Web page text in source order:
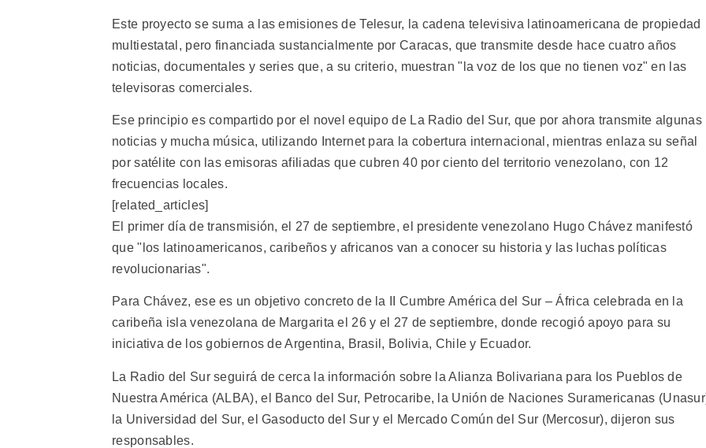
Este proyecto se suma a las emisiones de Telesur, la cadena televisiva latinoamericana de propiedad
multiestatal, pero financiada sustancialmente por Caracas, que transmite desde hace cuatro años
noticias, documentales y series que, a su criterio, muestran "la voz de los que no tienen voz" en las
televisoras comerciales.
Ese principio es compartido por el novel equipo de La Radio del Sur, que por ahora transmite algunas
noticias y mucha música, utilizando Internet para la cobertura internacional, mientras enlaza su señal
por satélite con las emisoras afiliadas que cubren 40 por ciento del territorio venezolano, con 12
frecuencias locales.
[related_articles]
El primer día de transmisión, el 27 de septiembre, el presidente venezolano Hugo Chávez manifestó
que "los latinoamericanos, caribeños y africanos van a conocer su historia y las luchas políticas
revolucionarias".
Para Chávez, ese es un objetivo concreto de la II Cumbre América del Sur – África celebrada en la
caribeña isla venezolana de Margarita el 26 y el 27 de septiembre, donde recogió apoyo para su
iniciativa de los gobiernos de Argentina, Brasil, Bolivia, Chile y Ecuador.
La Radio del Sur seguirá de cerca la información sobre la Alianza Bolivariana para los Pueblos de
Nuestra América (ALBA), el Banco del Sur, Petrocaribe, la Unión de Naciones Suramericanas
la Universidad del Sur, el Gasoducto del Sur y el Mercado Común del Sur (Mercosur), dijeron sus
responsables.